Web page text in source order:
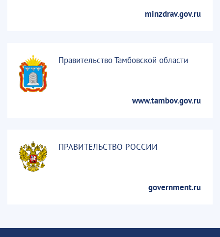
minzdrav.gov.ru
Правительство Тамбовской области
www.tambov.gov.ru
ПРАВИТЕЛЬСТВО РОССИИ
government.ru